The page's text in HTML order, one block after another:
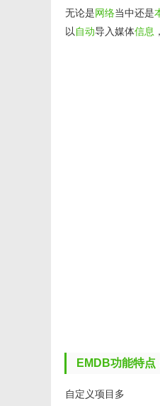
无论是网络当中还是
以 自动导入媒体信息
EMDB功能特点
自定义项目多